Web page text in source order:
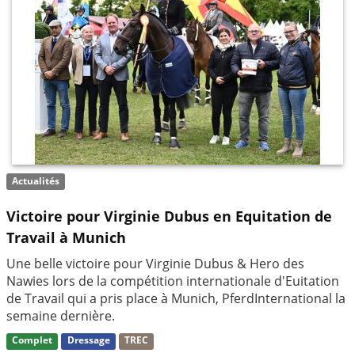
Actualités
Victoire pour Virginie Dubus en Equitation de
Travail à Munich
Une belle victoire pour Virginie Dubus & Hero des
Nawies lors de la compétition internationale d'Euitation
de Travail qui a pris place à Munich, PferdInternational la
semaine dernière.
Complet Dressage TREC